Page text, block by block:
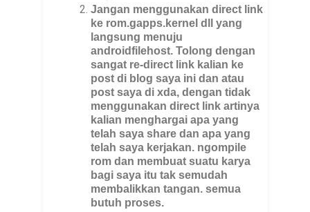
Jangan menggunakan direct link
ke rom.gapps.kernel dll yang
langsung menuju
androidfilehost. Tolong dengan
sangat re-direct link kalian ke
post di blog saya ini dan atau
post saya di xda, dengan tidak
menggunakan direct link artinya
kalian menghargai apa yang
telah saya share dan apa yang
telah saya kerjakan. ngompile
rom dan membuat suatu karya
bagi saya itu tak semudah
membalikkan tangan. semua
butuh proses.